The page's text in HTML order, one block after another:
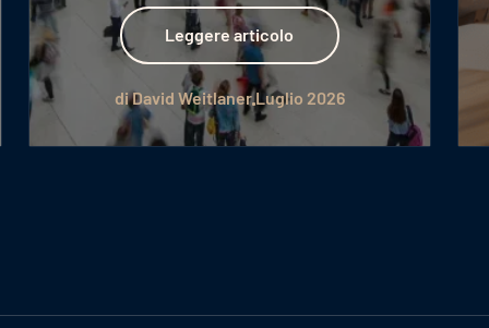
Leggere articolo
Leggere articolo
di David Weitlaner Luglio 2026